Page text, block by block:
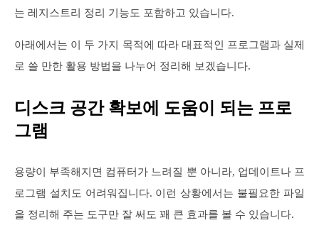
는 레지스트리 정리 기능도 포함하고 있습니다.
아래에서는 이 두 가지 목적에 따라 대표적인 프로그램과 실제
로 쓸 만한 활용 방법을 나누어 정리해 보겠습니다.
디스크 공간 확보에 도움이 되는 프로
그램
용량이 부족해지면 컴퓨터가 느려질 뿐 아니라, 업데이트나 프
로그램 설치도 어려워집니다. 이런 상황에서는 불필요한 파일
을 정리해 주는 도구만 잘 써도 꽤 큰 효과를 볼 수 있습니다.